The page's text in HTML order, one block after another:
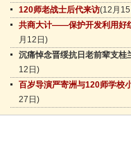
120师老战士后代来访(12月
共商大计——保护开发利用好
月12日)
沉痛悼念晋绥抗日老前辈支桂
12日)
百岁导演严寄洲与120师学校
27日)